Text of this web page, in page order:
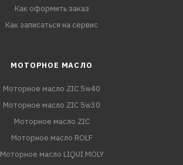
Как оформить заказ
Как записаться на сервис
МОТОРНОЕ МАСЛО
Моторное масло ZIC 5w40
Моторное масло ZIC 5w30
Моторное масло ZIC
Моторное масло ROLF
Моторное масло LIQUI MOLY